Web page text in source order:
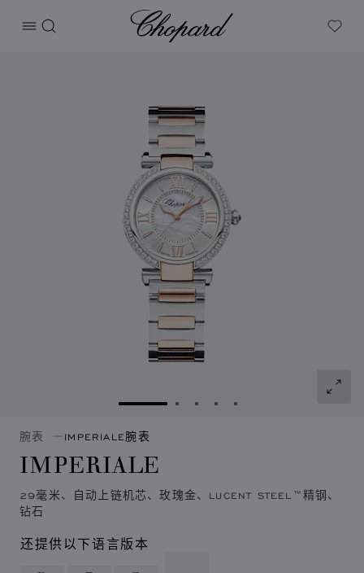
打开菜单
搜索
Chopard
My
转到幻灯片 1转到幻灯片 2
转到幻灯片 3
转到幻灯片 4
转到幻灯片 5
腕表 IMPERIALE腕表
IMPERIALE
29毫米、自动上链机芯、玫瑰金、LUCENT STEEL™精钢、
钻石
还提供以下语言版本